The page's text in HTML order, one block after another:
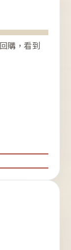
購，看到